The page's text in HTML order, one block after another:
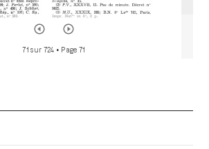
71 sur 724 • Page 71